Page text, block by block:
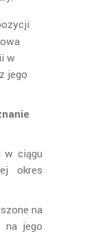
w
jego
w ciągu
okres
na
na jego